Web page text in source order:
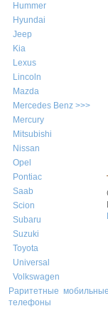
Hummer
Hyundai
Jeep
Kia
Lexus
Lincoln
Mazda
Mercedes Benz >>>
Mercury
Mitsubishi
Nissan
Opel
Pontiac
Saab
Scion
Subaru
Suzuki
Toyota
Universal
Volkswagen
Раритетные мобильные
телефоны